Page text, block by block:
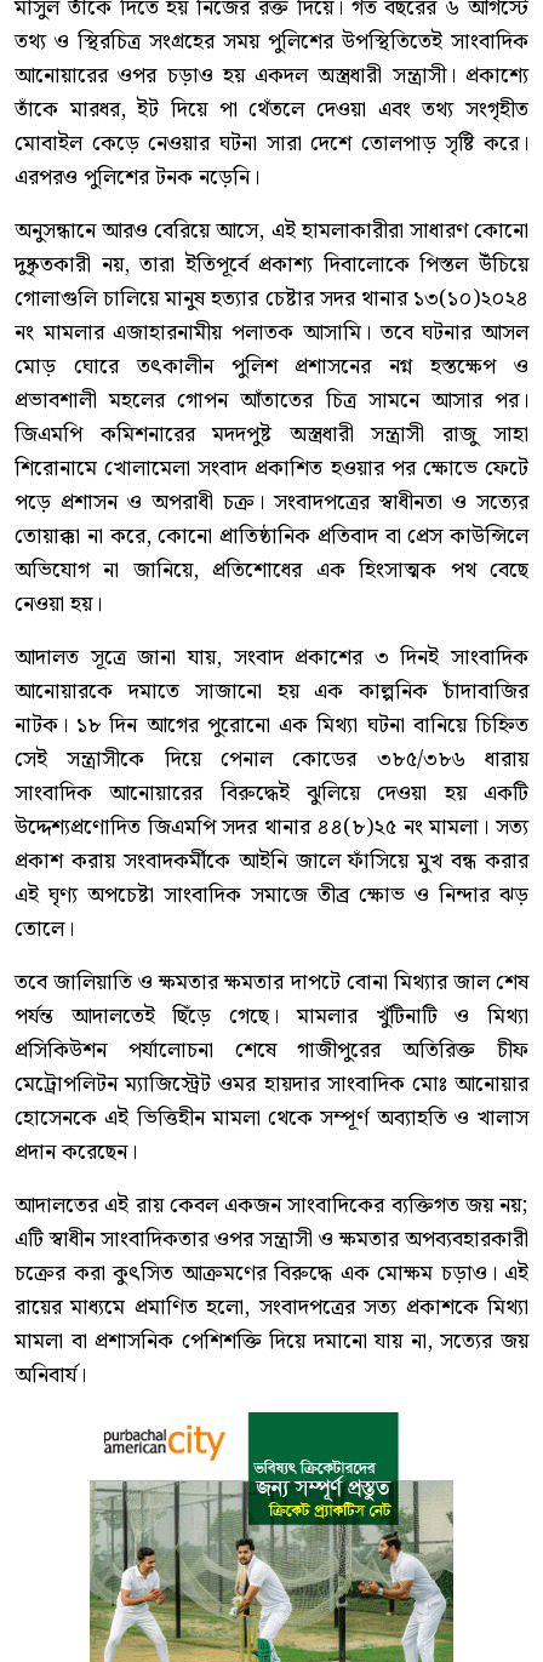
মাসুল তাঁকে দিতে হয় নিজের রক্ত দিয়ে। গত বছরের ৬ আগস্টে
তথ্য ও স্থিরচিত্র সংগ্রহের সময় পুলিশের উপস্থিতিতেই সাংবাদিক
আনোয়ারের ওপর চড়াও হয় একদল অস্ত্রধারী সন্ত্রাসী। প্রকাশ্যে
তাঁকে মারধর, ইট দিয়ে পা থেঁতলে দেওয়া এবং তথ্য সংগৃহীত
মোবাইল কেড়ে নেওয়ার ঘটনা সারা দেশে তোলপাড় সৃষ্টি করে।
এরপরও পুলিশের টনক নড়েনি।
অনুসন্ধানে আরও বেরিয়ে আসে, এই হামলাকারীরা সাধারণ কোনো
দুষ্কৃতকারী নয়, তারা ইতিপূর্বে প্রকাশ্য দিবালোকে পিস্তল উঁচিয়ে
গোলাগুলি চালিয়ে মানুষ হত্যার চেষ্টার সদর থানার ১৩(১০)২০২৪
নং মামলার এজাহারনামীয় পলাতক আসামি। তবে ঘটনার আসল
মোড় ঘোরে তৎকালীন পুলিশ প্রশাসনের নগ্ন হস্তক্ষেপ ও
প্রভাবশালী মহলের গোপন আঁতাতের চিত্র সামনে আসার পর।
জিএমপি কমিশনারের মদদপুষ্ট অস্ত্রধারী সন্ত্রাসী রাজু সাহা
শিরোনামে খোলামেলা সংবাদ প্রকাশিত হওয়ার পর ক্ষোভে ফেটে
পড়ে প্রশাসন ও অপরাধী চক্র। সংবাদপত্রের স্বাধীনতা ও সত্যের
তোয়াক্কা না করে, কোনো প্রাতিষ্ঠানিক প্রতিবাদ বা প্রেস কাউন্সিলে
অভিযোগ না জানিয়ে, প্রতিশোধের এক হিংসাত্মক পথ বেছে
নেওয়া হয়।
আদালত সূত্রে জানা যায়, সংবাদ প্রকাশের ৩ দিনই সাংবাদিক
আনোয়ারকে দমাতে সাজানো হয় এক কাল্পনিক চাঁদাবাজির
নাটক। ১৮ দিন আগের পুরোনো এক মিথ্যা ঘটনা বানিয়ে চিহ্নিত
সেই সন্ত্রাসীকে দিয়ে পেনাল কোডের ৩৮৫/৩৮৬ ধারায়
সাংবাদিক আনোয়ারের বিরুদ্ধেই ঝুলিয়ে দেওয়া হয় একটি
উদ্দেশ্যপ্রণোদিত জিএমপি সদর থানার ৪৪(৮)২৫ নং মামলা। সত্য
প্রকাশ করায় সংবাদকর্মীকে আইনি জালে ফাঁসিয়ে মুখ বন্ধ করার
এই ঘৃণ্য অপচেষ্টা সাংবাদিক সমাজে তীব্র ক্ষোভ ও নিন্দার ঝড়
তোলে।
তবে জালিয়াতি ও ক্ষমতার ক্ষমতার দাপটে বোনা মিথ্যার জাল শেষ
পর্যন্ত আদালতেই ছিঁড়ে গেছে। মামলার খুঁটিনাটি ও মিথ্যা
প্রসিকিউশন পর্যালোচনা শেষে গাজীপুরের অতিরিক্ত চীফ
মেট্রোপলিটন ম্যাজিস্ট্রেট ওমর হায়দার সাংবাদিক মোঃ আনোয়ার
হোসেনকে এই ভিত্তিহীন মামলা থেকে সম্পূর্ণ অব্যাহতি ও খালাস
প্রদান করেছেন।
আদালতের এই রায় কেবল একজন সাংবাদিকের ব্যক্তিগত জয় নয়;
এটি স্বাধীন সাংবাদিকতার ওপর সন্ত্রাসী ও ক্ষমতার অপব্যবহারকারী
চক্রের করা কুৎসিত আক্রমণের বিরুদ্ধে এক মোক্ষম চড়াও। এই
রায়ের মাধ্যমে প্রমাণিত হলো, সংবাদপত্রের সত্য প্রকাশকে মিথ্যা
মামলা বা প্রশাসনিক পেশিশক্তি দিয়ে দমানো যায় না, সত্যের জয়
অনিবার্য।